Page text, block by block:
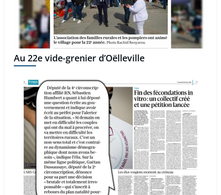
Au 22e vide-grenier d’Oëlleville